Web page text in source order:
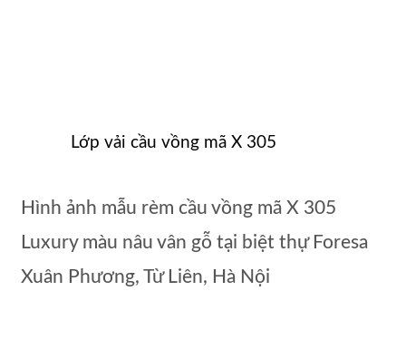
Lớp vải cầu vồng mã X 305
Hình ảnh mẫu rèm cầu vồng mã X 305
Luxury màu nâu vân gỗ tại biệt thự Foresa
Xuân Phương, Từ Liên, Hà Nội